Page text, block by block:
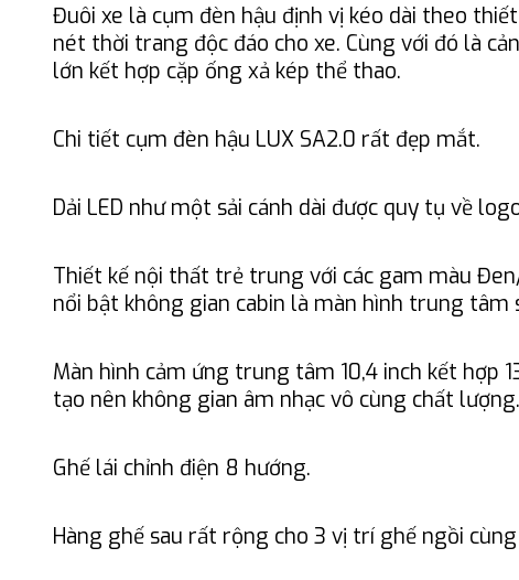
Đuôi xe là cụm đèn hậu định vị kéo dài theo thiết
nét thời trang độc đáo cho xe. Cùng với đó là
lớn kết hợp cặp ống xả kép thể thao.
Chi tiết cụm đèn hậu LUX SA2.0 rất đẹp mắt.
Dải LED như một sải cánh dài được quy tụ về
Thiết kế nội thất trẻ trung với các gam màu
nổi bật không gian cabin là màn hình trung tâm
Màn hình cảm ứng trung tâm 10,4 inch kết hợp
tạo nên không gian âm nhạc vô cùng chất lượng.
Ghế lái chỉnh điện 8 hướng.
Hàng ghế sau rất rộng cho 3 vị trí ghế ngồi